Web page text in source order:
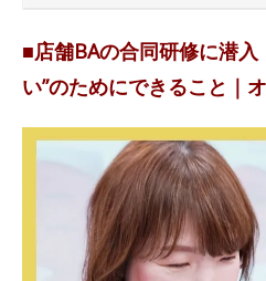
■店舗BAの合同研修に潜入
い”のためにできること｜